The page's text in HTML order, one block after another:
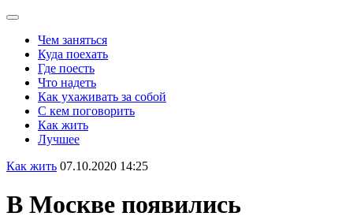
Чем заняться
Куда поехать
Где поесть
Что надеть
Как ухаживать за собой
С кем поговорить
Как жить
Лучшее
Как жить 07.10.2020 14:25
В Москве появились